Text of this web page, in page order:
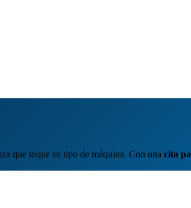
que toque su tipo de máquina. Con una cita